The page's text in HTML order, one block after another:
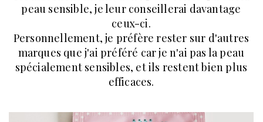
peau sensible, je leur conseillerai davantage
ceux-ci.
Personnellement, je préfère rester sur d'autres
marques que j'ai préféré car je n'ai pas la peau
spécialement sensibles, et ils restent bien plus
efficaces.